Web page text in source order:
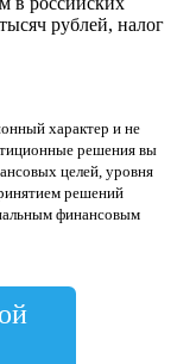
рублей, налог
характер и не
решения вы
целей, уровня
решений
финансовым